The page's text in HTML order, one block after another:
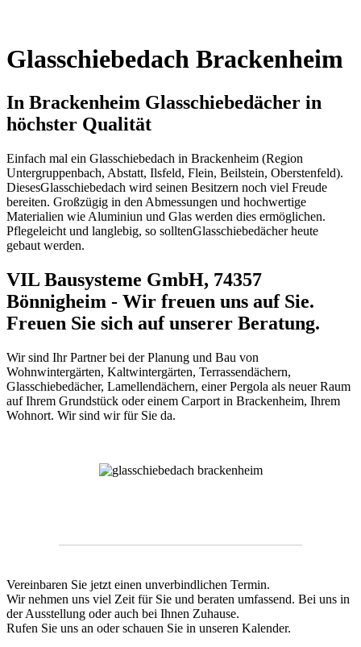
Glasschiebedach Brackenheim
In Brackenheim Glasschiebedächer in
höchster Qualität
Einfach mal ein Glasschiebedach in Brackenheim (Region
Untergruppenbach, Abstatt, Ilsfeld, Flein, Beilstein, Oberstenfeld).
DiesesGlasschiebedach wird seinen Besitzern noch viel Freude
bereiten. Großzügig in den Abmessungen und hochwertige
Materialien wie Aluminiun und Glas werden dies ermöglichen.
Pflegeleicht und langlebig, so solltenGlasschiebedächer heute
gebaut werden.
VIL Bausysteme GmbH, 74357
Bönnigheim - Wir freuen uns auf Sie.
Freuen Sie sich auf unserer Beratung.
Wir sind Ihr Partner bei der Planung und Bau von
Wohnwintergärten, Kaltwintergärten, Terrassendächern,
Glasschiebedächer, Lamellendächern, einer Pergola als neuer Raum
auf Ihrem Grundstück oder einem Carport in Brackenheim, Ihrem
Wohnort. Wir sind wir für Sie da.
Vereinbaren Sie jetzt einen unverbindlichen Termin.
Wir nehmen uns viel Zeit für Sie und beraten umfassend. Bei uns in
der Ausstellung oder auch bei Ihnen Zuhause.
Rufen Sie uns an oder schauen Sie in unseren Kalender.